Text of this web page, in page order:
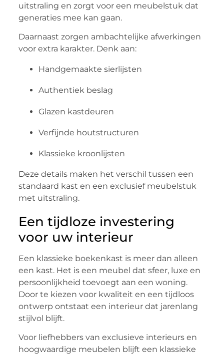
uitstraling en zorgt voor een meubelstuk dat
generaties mee kan gaan.
Daarnaast zorgen ambachtelijke afwerkingen
voor extra karakter. Denk aan:
Handgemaakte sierlijsten
Authentiek beslag
Glazen kastdeuren
Verfijnde houtstructuren
Klassieke kroonlijsten
Deze details maken het verschil tussen een
standaard kast en een exclusief meubelstuk
met uitstraling.
Een tijdloze investering
voor uw interieur
Een klassieke boekenkast is meer dan alleen
een kast. Het is een meubel dat sfeer, luxe en
persoonlijkheid toevoegt aan een woning.
Door te kiezen voor kwaliteit en een tijdloos
ontwerp ontstaat een interieur dat jarenlang
stijlvol blijft.
Voor liefhebbers van exclusieve interieurs en
hoogwaardige meubelen blijft een klassieke